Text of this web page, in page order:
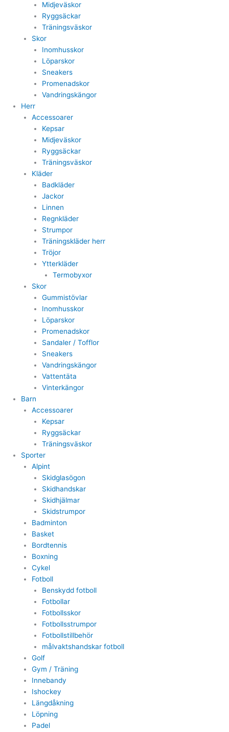
Midjeväskor
Ryggsäckar
Träningsväskor
Skor
Inomhusskor
Löparskor
Sneakers
Promenadskor
Vandringskängor
Herr
Accessoarer
Kepsar
Midjeväskor
Ryggsäckar
Träningsväskor
Kläder
Badkläder
Jackor
Linnen
Regnkläder
Strumpor
Träningskläder herr
Tröjor
Ytterkläder
Termobyxor
Skor
Gummistövlar
Inomhusskor
Löparskor
Promenadskor
Sandaler / Tofflor
Sneakers
Vandringskängor
Vattentäta
Vinterkängor
Barn
Accessoarer
Kepsar
Ryggsäckar
Träningsväskor
Sporter
Alpint
Skidglasögon
Skidhandskar
Skidhjälmar
Skidstrumpor
Badminton
Basket
Bordtennis
Boxning
Cykel
Fotboll
Benskydd fotboll
Fotbollar
Fotbollsskor
Fotbollsstrumpor
Fotbollstillbehör
målvaktshandskar fotboll
Golf
Gym / Träning
Innebandy
Ishockey
Längdåkning
Löpning
Padel